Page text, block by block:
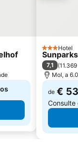
3 Estrelas
Hotel
7,1 (
Mol, a
de € 53
Consulte